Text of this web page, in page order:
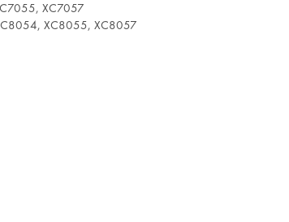
XC7057
XC8055, XC8057